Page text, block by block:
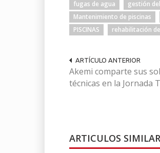
fugas de agua
gestión
Mantenimiento de piscinas
PISCINAS
rehabilitación
ARTÍCULO ANTERIOR
Akemi comparte sus
técnicas en la Jornada
ARTICULOS